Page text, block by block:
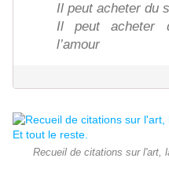
Il peut acheter du
Il peut acheter
l’amour
Recueil de citations sur l'art,